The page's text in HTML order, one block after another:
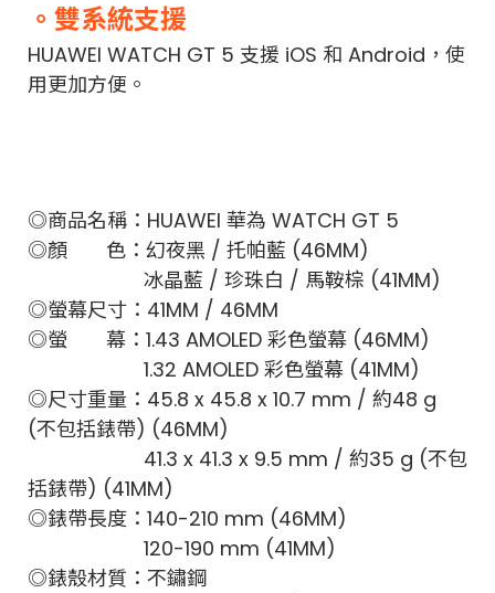
。雙系統支援
HUAWEI WATCH GT 5 支援 iOS 和 Android，使
用更加方便。
◎商品名稱：HUAWEI 華為 WATCH GT 5
◎顏 色：幻夜黑 / 托帕藍 (46MM)
冰晶藍 / 珍珠白 / 馬鞍棕 (41MM)
◎螢幕尺寸：41MM / 46MM
◎螢 幕：1.43 AMOLED 彩色螢幕 (46MM)
1.32 AMOLED 彩色螢幕 (41MM)
◎尺寸重量：45.8 x 45.8 x 10.7 mm / 約48 g
(不包括錶帶) (46MM)
41.3 x 41.3 x 9.5 mm / 約35 g (不包
括錶帶) (41MM)
◎錶帶長度：140-210 mm (46MM)
120-190 mm (41MM)
◎錶殼材質：不鏽鋼